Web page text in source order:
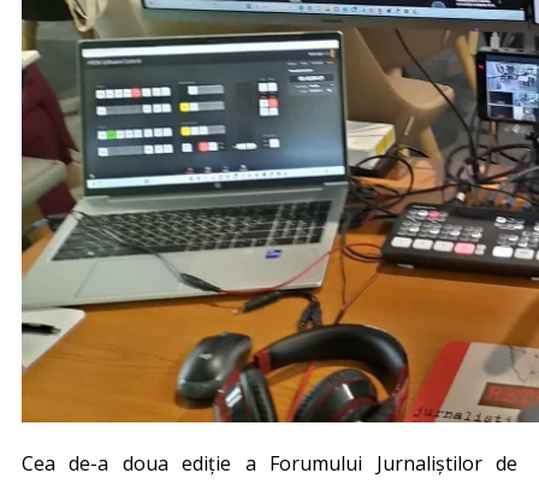
Cea de-a doua ediție a Forumului Jurnaliștilor de